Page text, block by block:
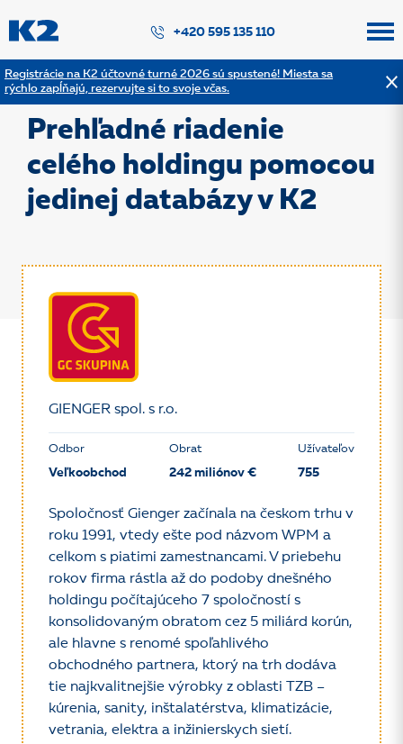
Registrácie na K2 účtovné turné 2026 sú spustené! Miesta sa
rýchlo zapĺňajú, rezervujte si to svoje včas.
+420 595 135 110
Späť na výpis referencií
Prehľadné riadenie
celého holdingu pomocou
jedinej databázy v K2
GIENGER spol. s r.o.
Odbor
Veľkoobchod
Obrat
242 miliónov €
Užívateľov
755
Spoločnosť Gienger začínala na českom trhu v
roku 1991, vtedy ešte pod názvom WPM a
celkom s piatimi zamestnancami. V priebehu
rokov firma rástla až do podoby dnešného
holdingu počítajúceho 7 spoločností s
konsolidovaným obratom cez 5 miliárd korún,
ale hlavne s renomé spoľahlivého
obchodného partnera, ktorý na trh dodáva
tie najkvalitnejšie výrobky z oblasti TZB –
kúrenia, sanity, inštalatérstva, klimatizácie,
vetrania, elektra a inžinierskych sietí.